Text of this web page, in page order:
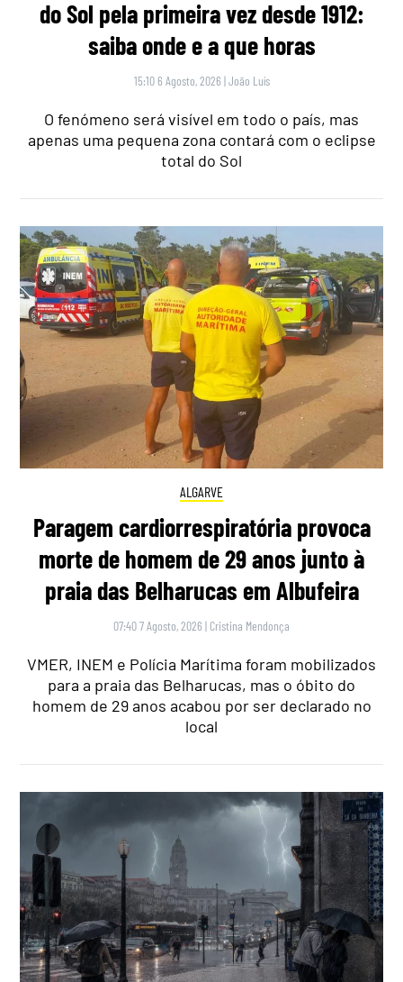
do Sol pela primeira vez desde 1912:
saiba onde e a que horas
15:10 6 Agosto, 2026 |João Luís
O fenómeno será visível em todo o país, mas
apenas uma pequena zona contará com o eclipse
total do Sol
ALGARVE
Paragem cardiorrespiratória provoca
morte de homem de 29 anos junto à
praia das Belharucas em Albufeira
07:40 7 Agosto, 2026 | Cristina Mendonça
VMER, INEM e Polícia Marítima foram mobilizados
para a praia das Belharucas, mas o óbito do
homem de 29 anos acabou por ser declarado no
local